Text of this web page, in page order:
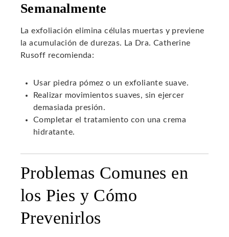
Semanalmente
La exfoliación elimina células muertas y previene
la acumulación de durezas. La Dra. Catherine
Rusoff recomienda:
Usar piedra pómez o un exfoliante suave.
Realizar movimientos suaves, sin ejercer
demasiada presión.
Completar el tratamiento con una crema
hidratante.
Problemas Comunes en
los Pies y Cómo
Prevenirlos